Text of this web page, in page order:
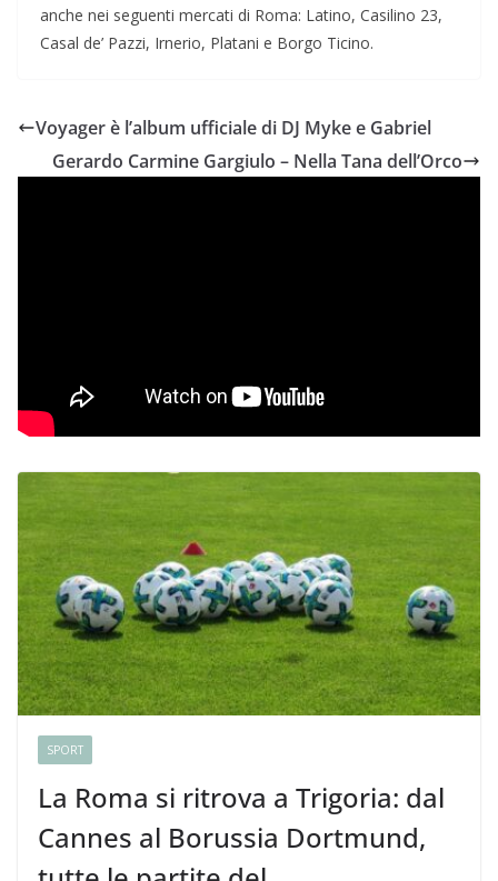
anche nei seguenti mercati di Roma: Latino, Casilino 23,
Casal de’ Pazzi, Irnerio, Platani e Borgo Ticino.
Voyager è l’album ufficiale di DJ Myke e Gabriel
Gerardo Carmine Gargiulo – Nella Tana dell’Orco
SPORT
La Roma si ritrova a Trigoria: dal
Cannes al Borussia Dortmund,